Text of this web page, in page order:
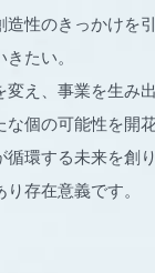
性のきっかけを
たい。
え、事業を生み
な個の可能性を開
循環する未来を創
存在意義です。